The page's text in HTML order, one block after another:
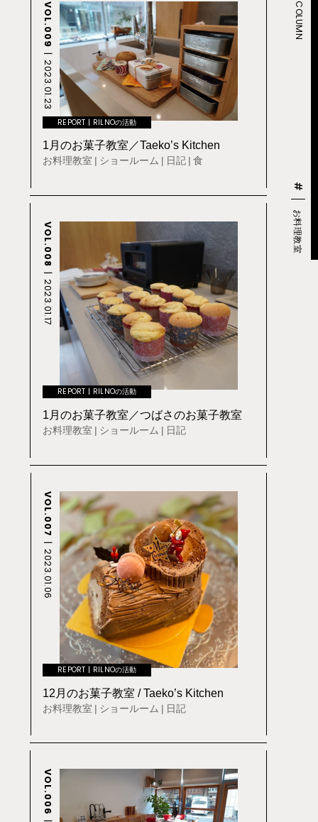
VOL.009
2023.01.23
REPORT RILNOの活動
1月のお菓子教室／Taeko’s Kitchen
お料理教室 ショールーム 日記 食
VOL.008
2023.01.17
REPORT RILNOの活動
1月のお菓子教室／つばさのお菓子教室
お料理教室 ショールーム 日記
VOL.007
2023.01.06
REPORT RILNOの活動
12月のお菓子教室 / Taeko’s Kitchen
お料理教室 ショールーム 日記
VOL.006
COLUMN
#
お料理教室